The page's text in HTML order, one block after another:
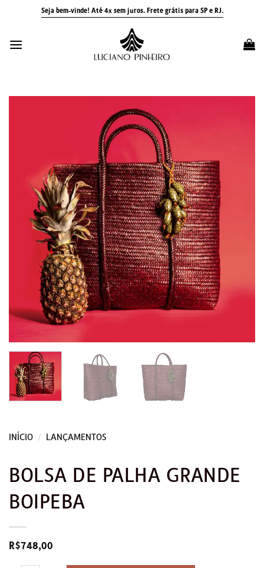
Seja bem-vinde! Até 4x sem juros. Frete grátis para SP e RJ.
INÍCIO / LANÇAMENTOS
BOLSA DE PALHA GRANDE
BOIPEBA
R$748,00